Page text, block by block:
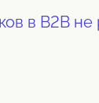
в B2B не